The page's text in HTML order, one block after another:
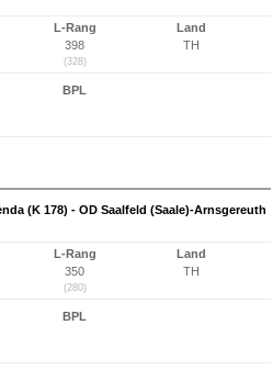
L-Rang
398
(328)
Land
TH
BPL
(K 178) - OD Saalfeld (Saale)-Arnsgereuth
L-Rang
350
(280)
Land
TH
BPL